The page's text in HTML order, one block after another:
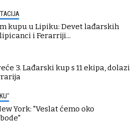
kupu u Lipiku: Devet lađarskih
i Ferarriji...
3. Lađarski kup s 11 ekipa, dolazi
York: "Veslat ćemo oko